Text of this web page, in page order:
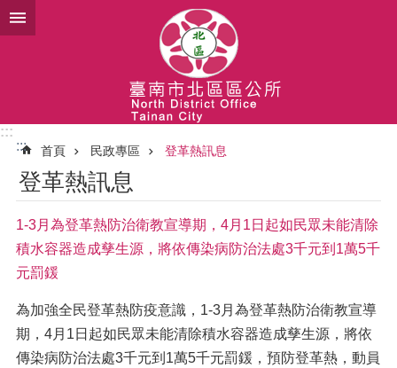
跳到主要內容區塊
:::
:::
首頁 民政專區 登革熱訊息
登革熱訊息
1-3月為登革熱防治衛教宣導期，4月1日起如民眾未能清除
積水容器造成孳生源，將依傳染病防治法處3千元到1萬5千
元罰鍰
為加強全民登革熱防疫意識，1-3月為登革熱防治衛教宣導
期，4月1日起如民眾未能清除積水容器造成孳生源，將依
傳染病防治法處3千元到1萬5千元罰鍰，預防登革熱，動員